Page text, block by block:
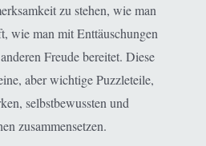
zu stehen, wie man
wie man mit Enttäuschungen
Freude bereitet. Diese
aber wichtige Puzzleteile,
selbstbewussten und
zusammensetzen.